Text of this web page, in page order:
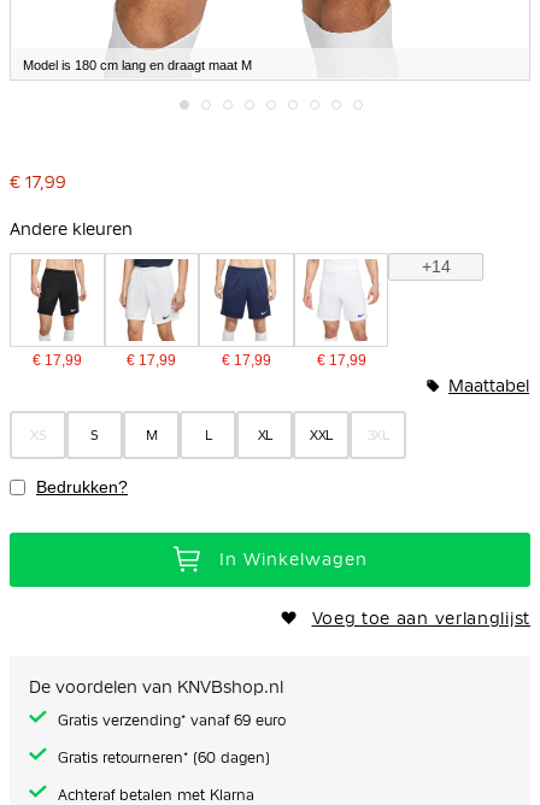
Model is 180 cm lang en draagt maat M
begin
de
gallerij
€ 17,99
Andere kleuren
€ 17,99 € 17,99 € 17,99 € 17,99
+14
XS S M L XL XXL 3XL
Maattabel
Bedrukken?
In Winkelwagen
Voeg toe aan verlanglijst
De voordelen van KNVBshop.nl
Gratis verzending* vanaf 69 euro
Gratis retourneren* (60 dagen)
Achteraf betalen met Klarna